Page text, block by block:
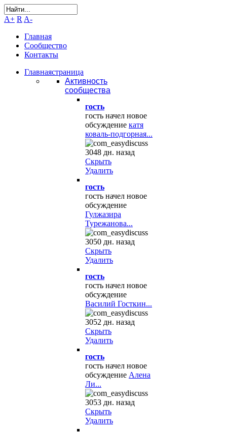
A+ R A-
Главная
Сообщество
Контакты
Главнаястраница
Активность
сообщества
гость
гость начел новое
обсуждение катя
коваль-подгорная...
3048 дн. назад
Скрыть
Удалить
гость
гость начел новое
обсуждение
Гулжазира
Турежанова...
3050 дн. назад
Скрыть
Удалить
гость
гость начел новое
обсуждение
Василий Госткин...
3052 дн. назад
Скрыть
Удалить
гость
гость начел новое
обсуждение Алена
Ли...
3053 дн. назад
Скрыть
Удалить